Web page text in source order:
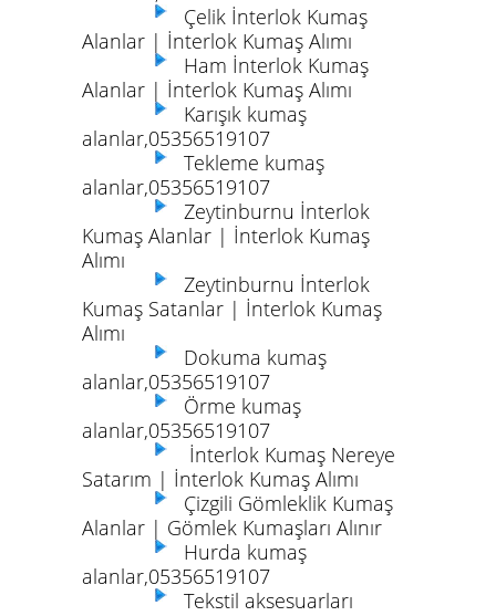
Çelik İnterlok Kumaş
Alanlar | İnterlok Kumaş Alımı
Ham İnterlok Kumaş
Alanlar | İnterlok Kumaş Alımı
Karışık kumaş
alanlar,05356519107
Tekleme kumaş
alanlar,05356519107
Zeytinburnu İnterlok
Kumaş Alanlar | İnterlok Kumaş
Alımı
Zeytinburnu İnterlok
Kumaş Satanlar | İnterlok Kumaş
Alımı
Dokuma kumaş
alanlar,05356519107
Örme kumaş
alanlar,05356519107
İnterlok Kumaş Nereye
Satarım | İnterlok Kumaş Alımı
Çizgili Gömleklik Kumaş
Alanlar | Gömlek Kumaşları Alınır
Hurda kumaş
alanlar,05356519107
Tekstil aksesuarları